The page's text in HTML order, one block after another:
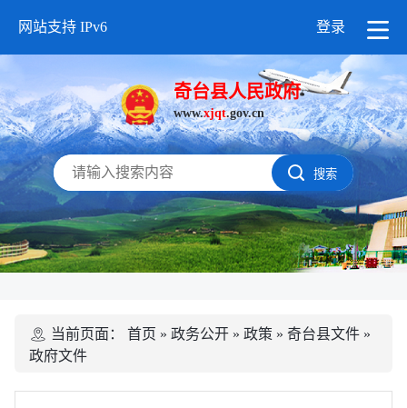
网站支持 IPv6 登录
奇台县人民政府
www.xjqt.gov.cn
搜索
当前页面： 首页 » 政务公开 » 政策 » 奇台县文件 »
政府文件